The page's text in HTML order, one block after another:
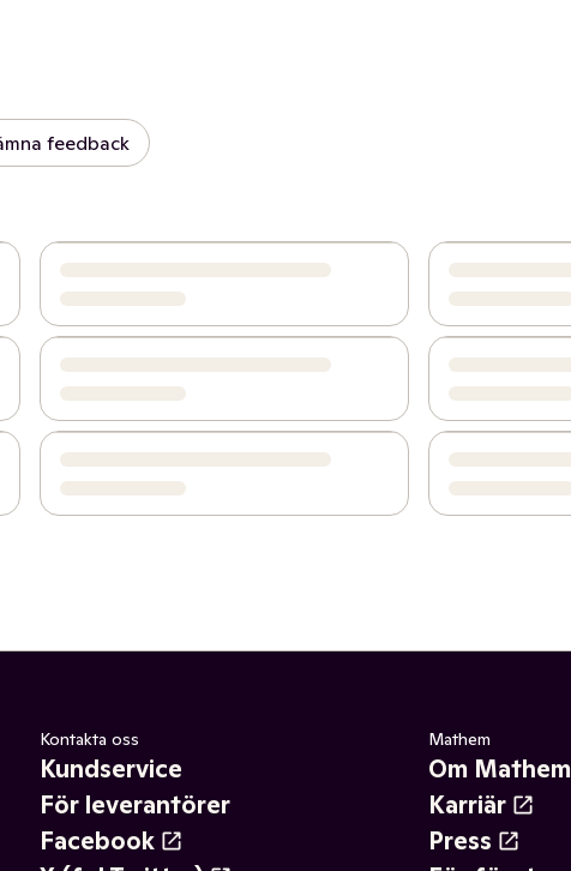
feedback
Kontakta oss
Kundservice
För leverantörer
Facebook
Mathem
Om Mathem
Karriär
Press